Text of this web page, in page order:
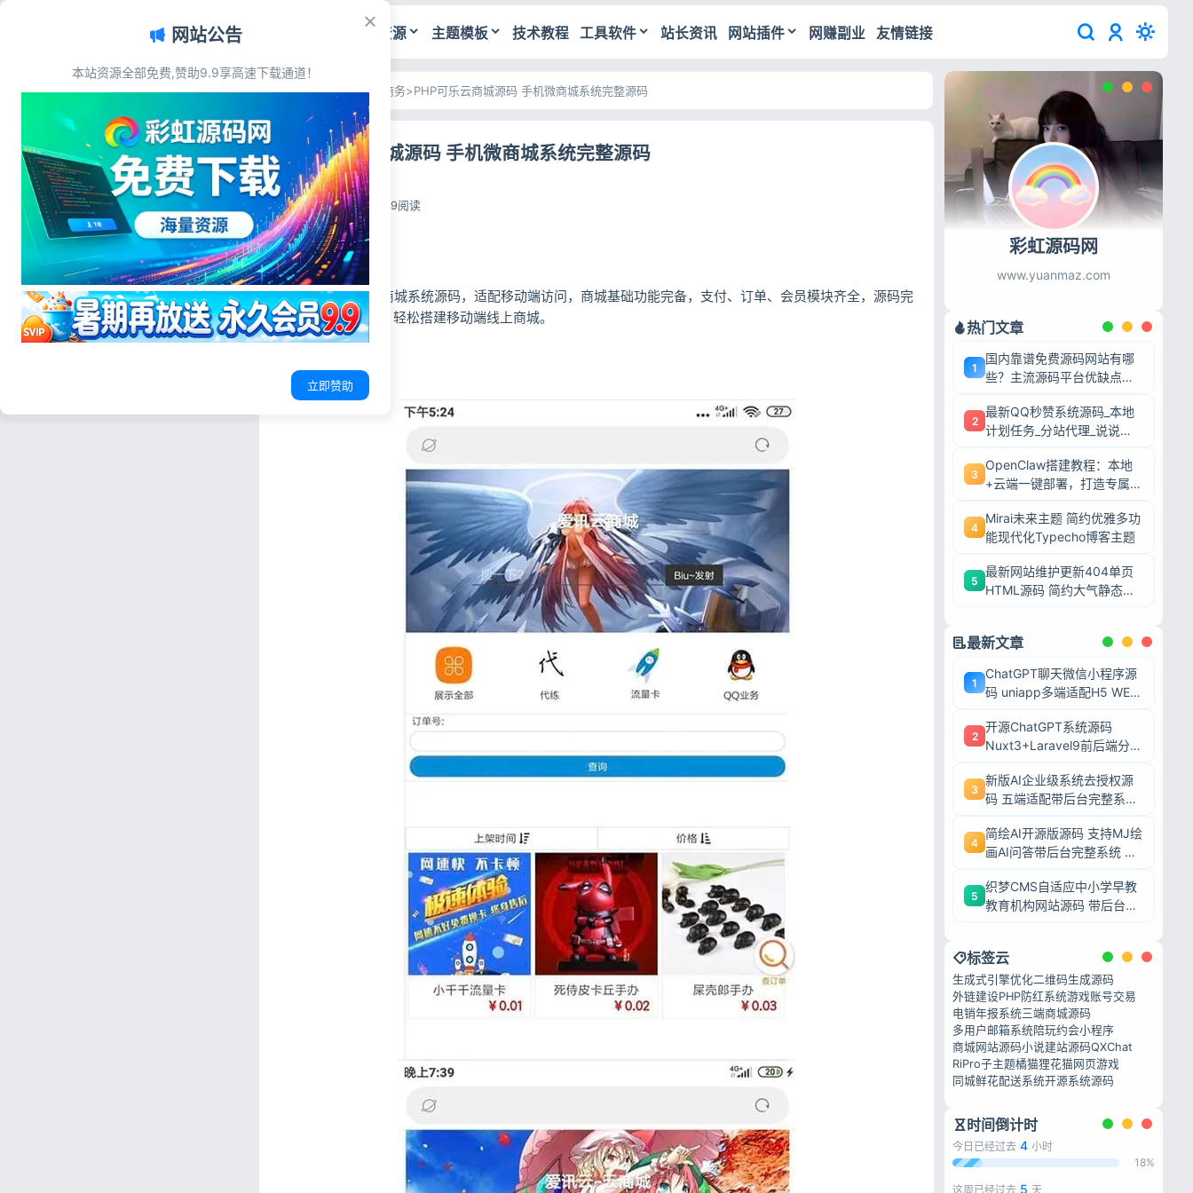
源码资源 主题模板 技术教程 工具软件 站长资讯 网站插件 网赚副业 友情链接
首页>源码资源>电子商务>PHP可乐云商城源码 手机微商城系统完整源码
PHP可乐云商城源码 手机微商城系统完整源码
彩虹源码网
2026-05-30 19阅读
源码简介
PHP可乐云手机微商城系统源码，适配移动端访问，商城基础功能完备，支付、订单、会员模块齐全，源码完
整可用，上手简单，轻松搭建移动端线上商城。
源码展示
彩虹源码网
www.yuanmaz.com
热门文章
1
国内靠谱免费源码网站有哪
些？主流源码平台优缺点深
2
最新QQ秒赞系统源码_本地
计划任务_分站代理_说说赞
3
OpenClaw搭建教程：本地
+云端一键部署，打造专属AI
4
Mirai未来主题 简约优雅多功
能现代化Typecho博客主题
5
最新网站维护更新404单页
HTML源码 简约大气静态模
最新文章
1
ChatGPT聊天微信小程序源
码 uniapp多端适配H5 WEB
2
开源ChatGPT系统源码
Nuxt3+Laravel9前后端分离
毕业设计
3
新版AI企业级系统去授权源
码 五端适配带后台完整系统
4
简绘AI开源版源码 支持MJ绘
画AI问答带后台完整系统 可
5
织梦CMS自适应中小学早教
教育机构网站源码 带后台完
标签云
生成式引擎优化二维码生成源码
外链建设PHP防红系统游戏账号交易
电销年报系统三端商城源码
多用户邮箱系统陪玩约会小程序
商城网站源码小说建站源码QXChat
RiPro子主题橘猫狸花猫网页游戏
同城鲜花配送系统开源系统源码
时间倒计时
今日已经过去 4 小时
18%
这周已经过去 5 天
文章目录
源码简介
源码展示
源码下载
网站公告
本站资源全部免费,赞助9.9享高速下载通道！
立即赞助